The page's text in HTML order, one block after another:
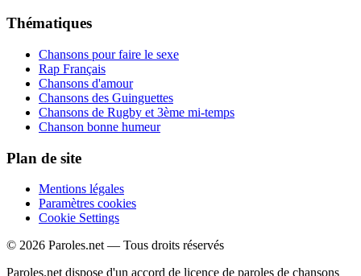
Thématiques
Chansons pour faire le sexe
Rap Français
Chansons d'amour
Chansons des Guinguettes
Chansons de Rugby et 3ème mi-temps
Chanson bonne humeur
Plan de site
Mentions légales
Paramètres cookies
Cookie Settings
© 2026 Paroles.net — Tous droits réservés
Paroles.net dispose d'un accord de licence de paroles de chansons